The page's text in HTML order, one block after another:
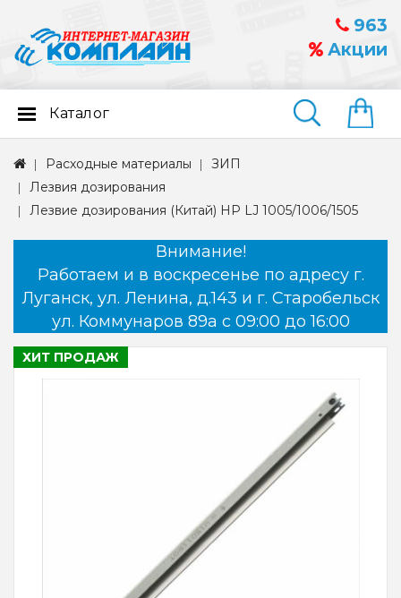
963
Акции
Найти
Каталог
Расходные материалы
ЗИП
Лезвия дозирования
Лезвие дозирования (Китай) HP LJ 1005/1006/1505
Внимание!
Работаем и в воскресенье по адресу г.
Луганск, ул. Ленина, д.143 и г. Старобельск
ул. Коммунаров 89а с 09:00 до 16:00
ХИТ ПРОДАЖ